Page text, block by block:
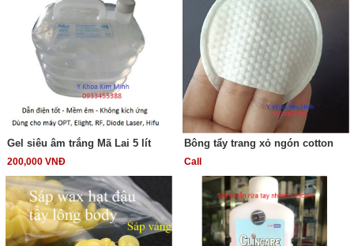
Gel siêu âm trắng Mã Lai 5 lít
200,000 VNĐ
Bông tẩy trang xỏ ngón cotton
Call